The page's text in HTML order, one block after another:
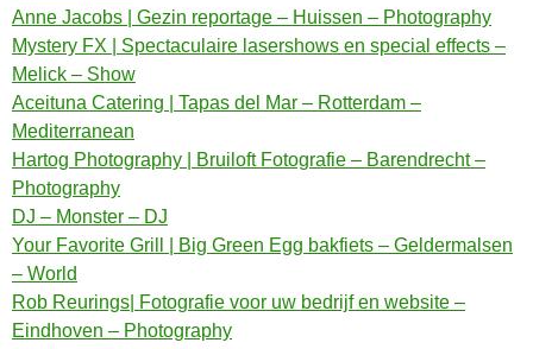
Anne Jacobs | Gezin reportage – Huissen – Photography
Mystery FX | Spectaculaire lasershows en special effects –
Melick – Show
Aceituna Catering | Tapas del Mar – Rotterdam –
Mediterranean
Hartog Photography | Bruiloft Fotografie – Barendrecht –
Photography
DJ – Monster – DJ
Your Favorite Grill | Big Green Egg bakfiets – Geldermalsen
– World
Rob Reurings| Fotografie voor uw bedrijf en website –
Eindhoven – Photography